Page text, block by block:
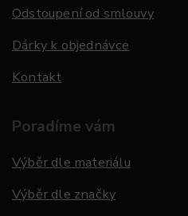
Odstoupení od smlouvy
Dárky k objednávce
Kontakt
Poradíme vám
Výběr dle materiálu
Výběr dle značky